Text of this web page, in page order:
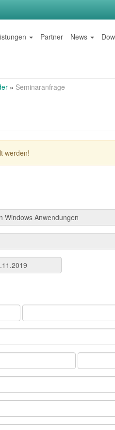
Partner News
» Seminaranfrage
werden!